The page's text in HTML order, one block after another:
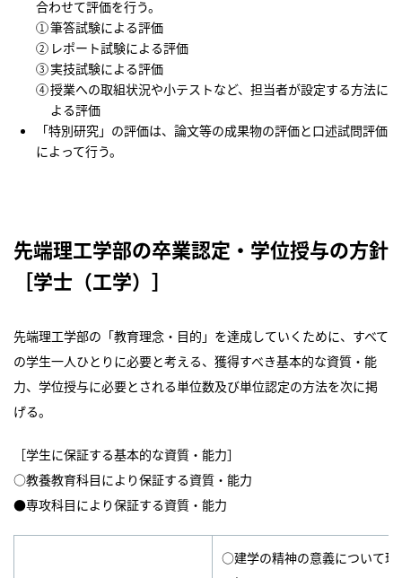
合わせて評価を行う。
筆答試験による評価
レポート試験による評価
実技試験による評価
授業への取組状況や小テストなど、担当者が設定する方法に
よる評価
「特別研究」の評価は、論文等の成果物の評価と口述試問評価
によって行う。
先端理工学部の卒業認定・学位授与の方針
［学士（工学）］
先端理工学部の「教育理念・目的」を達成していくために、すべて
の学生一人ひとりに必要と考える、獲得すべき基本的な資質・能
力、学位授与に必要とされる単位数及び単位認定の方法を次に掲
げる。
［学生に保証する基本的な資質・能力］
○教養教育科目により保証する資質・能力
●専攻科目により保証する資質・能力
○建学の精神の意義について理